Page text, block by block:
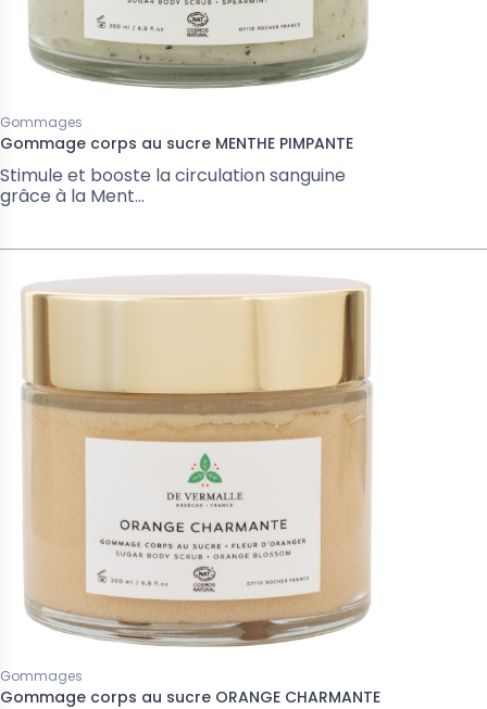
Gommages
Gommage corps au sucre MENTHE PIMPANTE
Stimule et booste la circulation sanguine
grâce à la Ment...
Gommages
Gommage corps au sucre ORANGE CHARMANTE